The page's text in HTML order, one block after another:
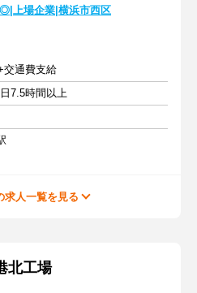
上場企業|横浜市西区
交通費支給
7.5時間以上
求人一覧を見る
北工場